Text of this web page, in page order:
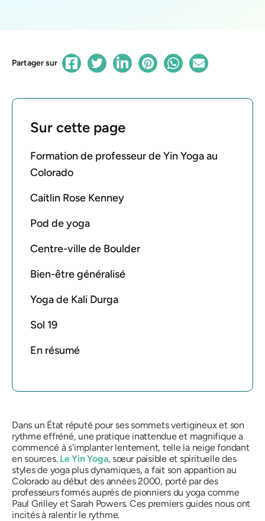
Partager sur
Sur cette page
Formation de professeur de Yin Yoga au
Colorado
Caitlin Rose Kenney
Pod de yoga
Centre-ville de Boulder
Bien-être généralisé
Yoga de Kali Durga
Sol 19
En résumé
Dans un État réputé pour ses sommets vertigineux et son
rythme effréné, une pratique inattendue et magnifique a
commencé à s'implanter lentement, telle la neige fondant
en sources. Le Yin Yoga, sœur paisible et spirituelle des
styles de yoga plus dynamiques, a fait son apparition au
Colorado au début des années 2000, porté par des
professeurs formés auprès de pionniers du yoga comme
Paul Grilley et Sarah Powers. Ces premiers guides nous ont
incités à ralentir le rythme.